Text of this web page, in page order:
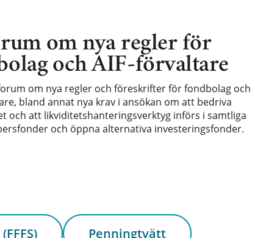
om nya regler för
och AIF-förvaltare
om nya regler och föreskrifter för fondbolag och
bland annat nya krav i ansökan om att bedriva
och att likviditetshanteringsverktyg införs i samtliga
och öppna alternativa investeringsfonder.
Penningtvätt